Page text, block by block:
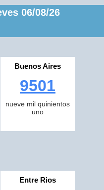
06/08/26
Buenos Aires
9501
nueve mil quinientos
uno
Entre Rios